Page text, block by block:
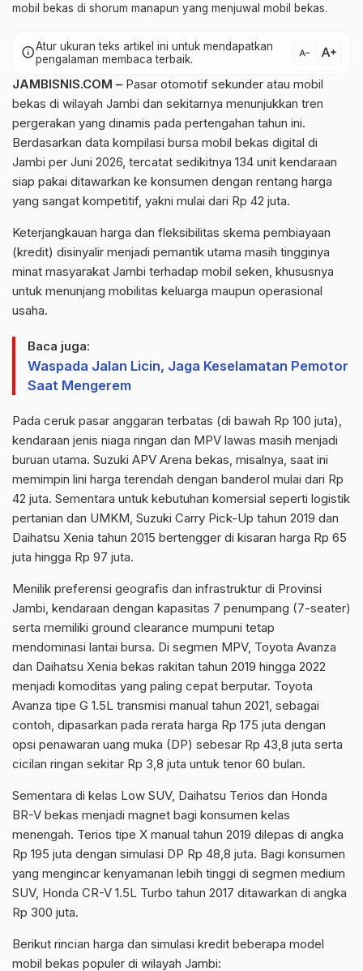
mobil bekas di shorum manapun yang menjuwal mobil bekas.
infoAtur ukuran teks artikel ini untuk mendapatkan
pengalaman membaca terbaik.
text_decrease text_increase
JAMBISNIS.COM – Pasar otomotif sekunder atau mobil
bekas di wilayah Jambi dan sekitarnya menunjukkan tren
pergerakan yang dinamis pada pertengahan tahun ini.
Berdasarkan data kompilasi bursa mobil bekas digital di
Jambi per Juni 2026, tercatat sedikitnya 134 unit kendaraan
siap pakai ditawarkan ke konsumen dengan rentang harga
yang sangat kompetitif, yakni mulai dari Rp 42 juta.
Keterjangkauan harga dan fleksibilitas skema pembiayaan
(kredit) disinyalir menjadi pemantik utama masih tingginya
minat masyarakat Jambi terhadap mobil seken, khususnya
untuk menunjang mobilitas keluarga maupun operasional
usaha.
Baca juga:
Waspada Jalan Licin, Jaga Keselamatan Pemotor
Saat Mengerem
Pada ceruk pasar anggaran terbatas (di bawah Rp 100 juta),
kendaraan jenis niaga ringan dan MPV lawas masih menjadi
buruan utama. Suzuki APV Arena bekas, misalnya, saat ini
memimpin lini harga terendah dengan banderol mulai dari Rp
42 juta. Sementara untuk kebutuhan komersial seperti logistik
pertanian dan UMKM, Suzuki Carry Pick-Up tahun 2019 dan
Daihatsu Xenia tahun 2015 bertengger di kisaran harga Rp 65
juta hingga Rp 97 juta.
Menilik preferensi geografis dan infrastruktur di Provinsi
Jambi, kendaraan dengan kapasitas 7 penumpang (7-seater)
serta memiliki ground clearance mumpuni tetap
mendominasi lantai bursa. Di segmen MPV, Toyota Avanza
dan Daihatsu Xenia bekas rakitan tahun 2019 hingga 2022
menjadi komoditas yang paling cepat berputar. Toyota
Avanza tipe G 1.5L transmisi manual tahun 2021, sebagai
contoh, dipasarkan pada rerata harga Rp 175 juta dengan
opsi penawaran uang muka (DP) sebesar Rp 43,8 juta serta
cicilan ringan sekitar Rp 3,8 juta untuk tenor 60 bulan.
Sementara di kelas Low SUV, Daihatsu Terios dan Honda
BR-V bekas menjadi magnet bagi konsumen kelas
menengah. Terios tipe X manual tahun 2019 dilepas di angka
Rp 195 juta dengan simulasi DP Rp 48,8 juta. Bagi konsumen
yang mengincar kenyamanan lebih tinggi di segmen medium
SUV, Honda CR-V 1.5L Turbo tahun 2017 ditawarkan di angka
Rp 300 juta.
Berikut rincian harga dan simulasi kredit beberapa model
mobil bekas populer di wilayah Jambi: